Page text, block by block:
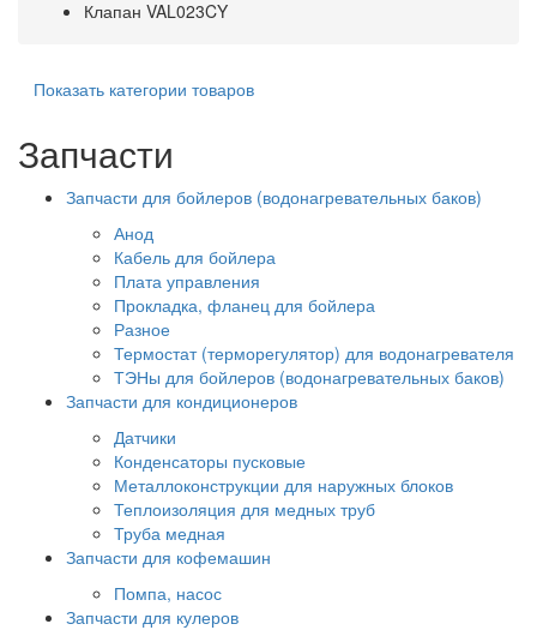
Клапан VAL023CY
Показать категории товаров
Запчасти
Запчасти для бойлеров (водонагревательных баков)
Анод
Кабель для бойлера
Плата управления
Прокладка, фланец для бойлера
Разное
Термостат (терморегулятор) для водонагревателя
ТЭНы для бойлеров (водонагревательных баков)
Запчасти для кондиционеров
Датчики
Конденсаторы пусковые
Металлоконструкции для наружных блоков
Теплоизоляция для медных труб
Труба медная
Запчасти для кофемашин
Помпа, насос
Запчасти для кулеров